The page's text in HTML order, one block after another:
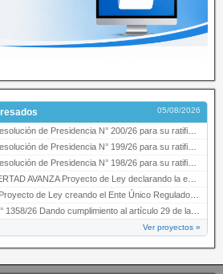
05/08/2026
de Presidencia N° 200/26 para su ratificación.
de Presidencia N° 199/26 para su ratificación.
de Presidencia N° 198/26 para su ratificación.
Proyecto de Ley declarando la esencialidad del servicio educativ…
de Ley creando el Ente Único Regulador de servicios públicos de la …
26 Dando cumplimiento al artículo 29 de la Ley provincial N° 1399…
Ver proyectos »